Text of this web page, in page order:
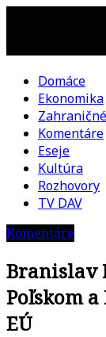
DAV
DVA
politická
revue
Domáce
Ekonomika
Zahraničné
Komentáre
Eseje
Kultúra
Rozhovory
TV DAV
Komentáre
Branislav
Poľskom
EÚ